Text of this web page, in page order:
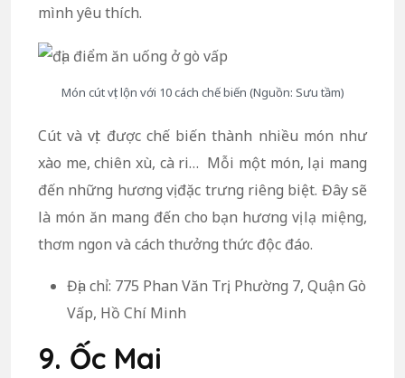
mình yêu thích.
Món cút vịt lộn với 10 cách chế biến (Nguồn: Sưu tầm)
Cút và vịt được chế biến thành nhiều món như
xào me, chiên xù, cà ri… Mỗi một món, lại mang
đến những hương vị đặc trưng riêng biệt. Đây sẽ
là món ăn mang đến cho bạn hương vị lạ miệng,
thơm ngon và cách thưởng thức độc đáo.
Địa chỉ: 775 Phan Văn Trị, Phường 7, Quận Gò
Vấp, Hồ Chí Minh
9. Ốc Mai